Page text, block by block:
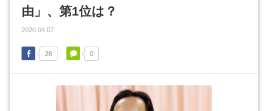
由」、第1位は？
2020.04.07
28 0